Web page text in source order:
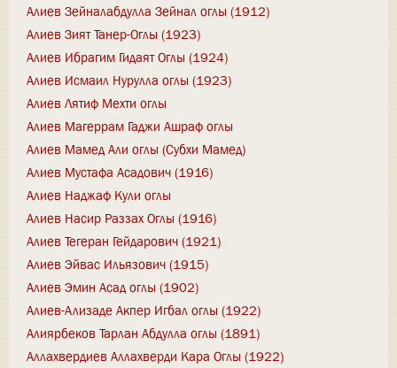
Алиев Зейналабдулла Зейнал оглы (1912)
Алиев Зият Танер-Оглы (1923)
Алиев Ибрагим Гидаят Оглы (1924)
Алиев Исмаил Нурулла оглы (1923)
Алиев Лятиф Мехти оглы
Алиев Магеррам Гаджи Ашраф оглы
Алиев Мамед Али оглы (Субхи Мамед)
Алиев Мустафа Асадович (1916)
Алиев Наджаф Кули оглы
Алиев Насир Раззах Оглы (1916)
Алиев Тегеран Гейдарович (1921)
Алиев Эйвас Ильязович (1915)
Алиев Эмин Асад оглы (1902)
Алиев-Ализаде Акпер Игбал оглы (1922)
Алиярбеков Тарлан Абдулла оглы (1891)
Аллахвердиев Аллахверди Кара Оглы (1922)